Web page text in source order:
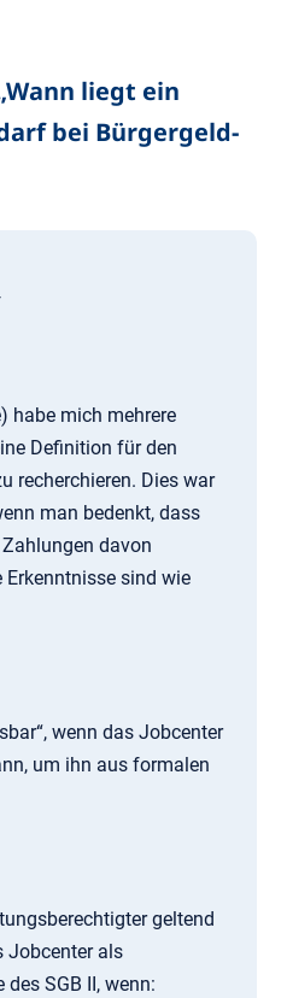
Wann liegt ein
bei Bürgergeld-
habe mich mehrere
Definition für den
recherchieren. Dies war
man bedenkt, dass
davon
sind wie
wenn das Jobcenter
um ihn aus formalen
geltend
Jobcenter als
des SGB II, wenn: